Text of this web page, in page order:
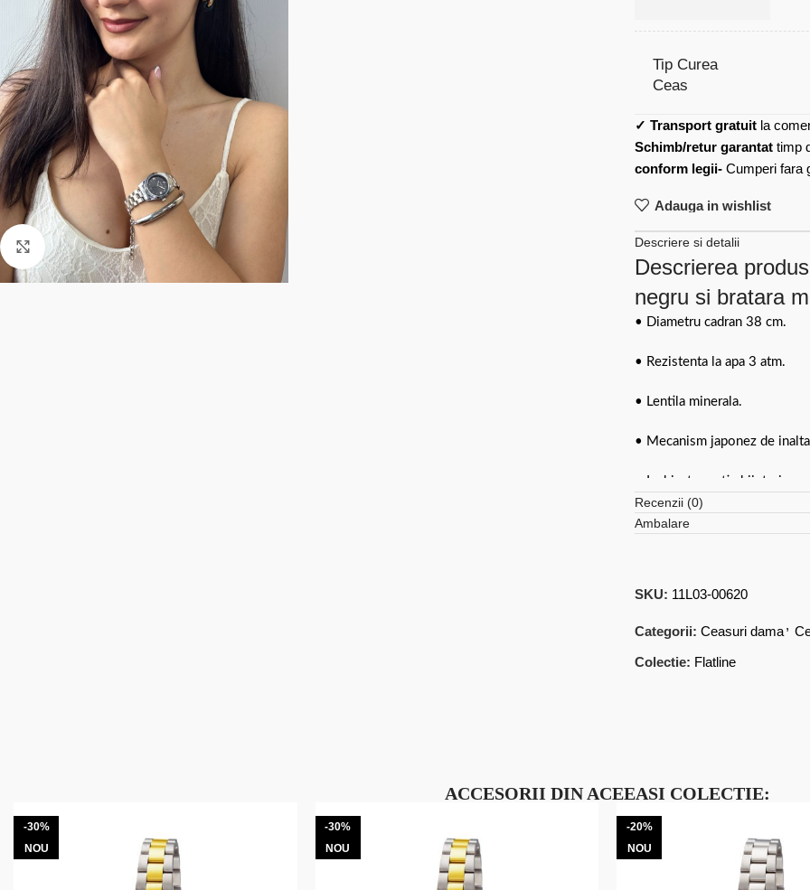
Click to enlarge
Tip Curea
Ceas
✓ Transport gratuit la
Schimb/retur garantat timp
conform legii- Cumperi fara
Adauga in wishlist
Descriere si detalii
Descrierea
negru si bratara
• Diametru cadran 38 cm.
• Rezistenta la apa 3 atm.
• Lentila minerala.
• Mecanism japonez de
• Inchizatoare tip bijuterie.
• Pastrati bijuteria in
Recenzii (0)
Ambalare
SKU: 11L03-00620
Categorii: Ceasuri dama,
Colectie: Flatline
ACCESORII DIN ACEEASI COLECTIE:
-30%
NOU
-30%
NOU
-20%
NOU